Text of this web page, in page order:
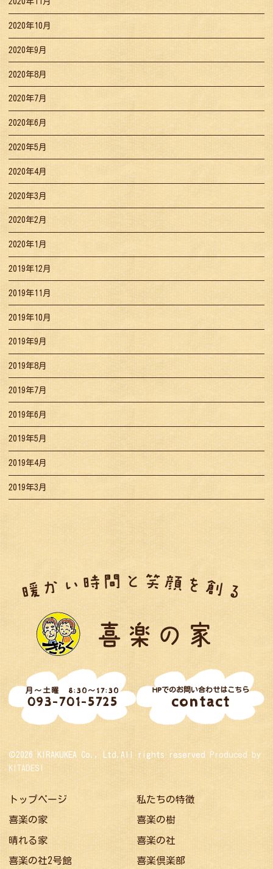
2020年10月
2020年9月
2020年8月
2020年7月
2020年6月
2020年5月
2020年4月
2020年3月
2020年2月
2020年1月
2019年12月
2019年11月
2019年10月
2019年9月
2019年8月
2019年7月
2019年6月
2019年5月
2019年4月
2019年3月
月～土曜 8:30～17:30
093-701-5725
HPでのお問い合わせはこちら
contact
©2026 KIRAKUKEA Co., Ltd.All rights reserved Produced by
KITADESI
トップページ 私たちの特徴
喜楽の家 喜楽の樹
晴れる家 喜楽の社
喜楽の社2号館 喜楽倶楽部